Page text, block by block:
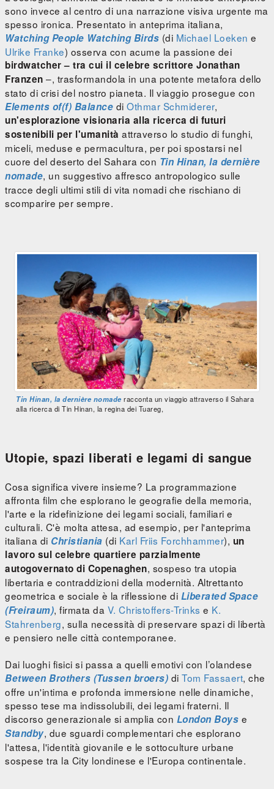
sono invece al centro di una narrazione visiva urgente ma
spesso ironica. Presentato in anteprima italiana,
Watching People Watching Birds (di Michael Loeken e
Ulrike Franke) osserva con acume la passione dei
birdwatcher – tra cui il celebre scrittore Jonathan
Franzen –, trasformandola in una potente metafora dello
stato di crisi del nostro pianeta. Il viaggio prosegue con
Elements of(f) Balance di Othmar Schmiderer,
un'esplorazione visionaria alla ricerca di futuri
sostenibili per l'umanità attraverso lo studio di funghi,
miceli, meduse e permacultura, per poi spostarsi nel
cuore del deserto del Sahara con Tin Hinan, la dernière
nomade, un suggestivo affresco antropologico sulle
tracce degli ultimi stili di vita nomadi che rischiano di
scomparire per sempre.
Tin Hinan, la dernière nomade racconta un viaggio attraverso il Sahara
alla ricerca di Tin Hinan, la regina dei Tuareg,
Utopie, spazi liberati e legami di sangue
Cosa significa vivere insieme? La programmazione
affronta film che esplorano le geografie della memoria,
l'arte e la ridefinizione dei legami sociali, familiari e
culturali. C'è molta attesa, ad esempio, per l'anteprima
italiana di Christiania (di Karl Friis Forchhammer), un
lavoro sul celebre quartiere parzialmente
autogovernato di Copenaghen, sospeso tra utopia
libertaria e contraddizioni della modernità. Altrettanto
geometrica e sociale è la riflessione di Liberated Space
(Freiraum), firmata da V. Christoffers-Trinks e K.
Stahrenberg, sulla necessità di preservare spazi di libertà
e pensiero nelle città contemporanee.
Dai luoghi fisici si passa a quelli emotivi con l’olandese
Between Brothers (Tussen broers) di Tom Fassaert, che
offre un'intima e profonda immersione nelle dinamiche,
spesso tese ma indissolubili, dei legami fraterni. Il
discorso generazionale si amplia con London Boys e
Standby, due sguardi complementari che esplorano
l'attesa, l'identità giovanile e le sottoculture urbane
sospese tra la City londinese e l'Europa continentale.